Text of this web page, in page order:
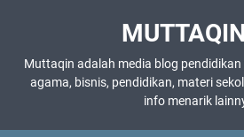
Muttaqin adalah media blog
agama, bisnis, pendidikan, materi
info menarik